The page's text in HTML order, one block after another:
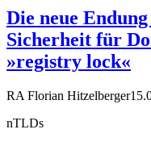
Die neue
Sicherheit für
»registry lock«
RA Florian Hitzelberger
nTLDs